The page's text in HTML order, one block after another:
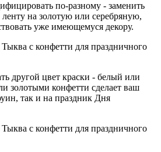
по-разному - заменить
на золотую или серебряную,
уже имеющемуся декору.
другой цвет краски - белый или
золотыми конфетти сделает ваш
так и на праздник Дня